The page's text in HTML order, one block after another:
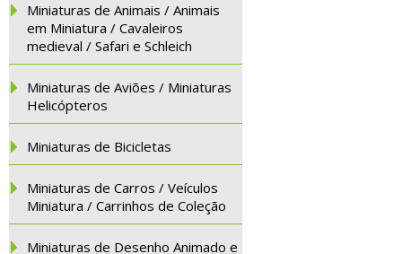
Miniaturas de Animais / Animais
em Miniatura / Cavaleiros
medieval / Safari e Schleich
Miniaturas de Aviões / Miniaturas
Helicópteros
Miniaturas de Bicicletas
Miniaturas de Carros / Veículos
Miniatura / Carrinhos de Coleção
Miniaturas de Desenho Animado e